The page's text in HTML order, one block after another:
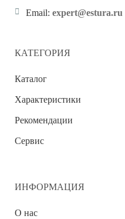
Email: expert@estura.ru
КАТЕГОРИЯ
Каталог
Характеристики
Рекомендации
Сервис
ИНФОРМАЦИЯ
О нас